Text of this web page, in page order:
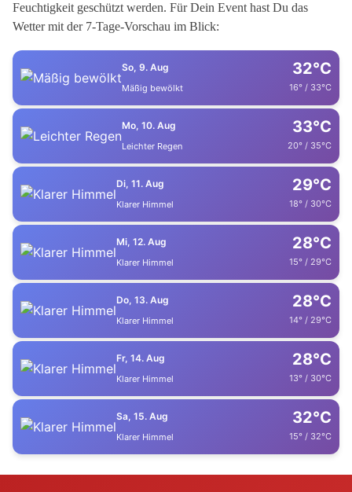
Feuchtigkeit geschützt werden. Für Dein Event hast Du das
Wetter mit der 7-Tage-Vorschau im Blick:
So, 9. Aug
Mäßig bewölkt
32°C
16° / 33°C
Mo, 10. Aug
Leichter Regen
33°C
20° / 35°C
Di, 11. Aug
Klarer Himmel
29°C
18° / 30°C
Mi, 12. Aug
Klarer Himmel
28°C
15° / 29°C
Do, 13. Aug
Klarer Himmel
28°C
14° / 29°C
Fr, 14. Aug
Klarer Himmel
28°C
13° / 30°C
Sa, 15. Aug
Klarer Himmel
32°C
15° / 32°C